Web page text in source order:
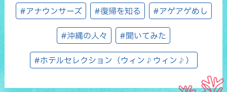
#アナウンサーズ #復帰を知る #アゲアゲめし
#沖縄の人々 #聞いてみた
#ホテルセレクション（ウィン♪ウィン♪）